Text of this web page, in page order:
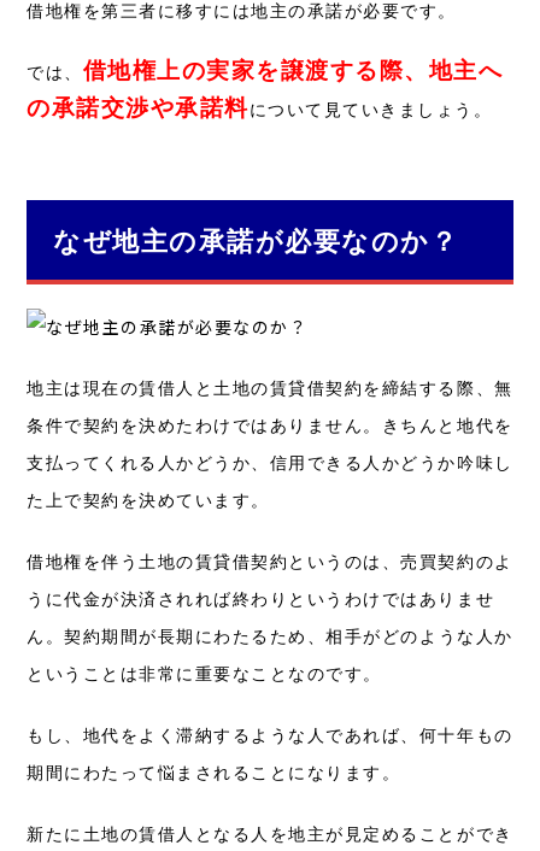
借地権を第三者に移すには地主の承諾が必要です。
では、 借地権上の実家を譲渡する際、地主へ
の承諾交渉や承諾料について見ていきましょう。
なぜ地主の承諾が必要なのか？
地主は現在の賃借人と土地の賃貸借契約を締結する際、無
条件で契約を決めたわけではありません。
きちんと地代を
支払ってくれる人かどうか、信用できる人かどうか吟味し
た上で契約を決めています。
借地権を伴う土地の賃貸借契約というのは、売買契約のよ
うに代金が決済されれば終わりというわけではありませ
ん。契約期間が長期にわたるため、相手がどのような人か
ということは非常に重要なことなのです。
もし、地代をよく滞納するような人であれば、何十年もの
期間にわたって悩まされることになります。
新たに土地の賃借人となる人を地主が見定めることができ